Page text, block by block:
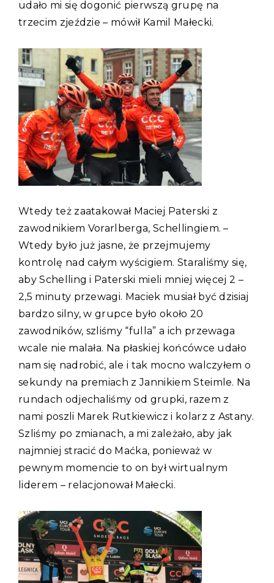
udało mi się dogonić pierwszą grupę na
trzecim zjeździe – mówił Kamil Małecki.
Wtedy też zaatakował Maciej Paterski z
zawodnikiem Vorarlberga, Schellingiem. –
Wtedy było już jasne, że przejmujemy
kontrolę nad całym wyścigiem. Staraliśmy się,
aby Schelling i Paterski mieli mniej więcej 2 –
2,5 minuty przewagi. Maciek musiał być dzisiaj
bardzo silny, w grupce było około 20
zawodników, szliśmy “fulla” a ich przewaga
wcale nie malała. Na płaskiej końcówce udało
nam się nadrobić, ale i tak mocno walczyłem o
sekundy na premiach z Jannikiem Steimle. Na
rundach odjechaliśmy od grupki, razem z
nami poszli Marek Rutkiewicz i kolarz z Astany.
Szliśmy po zmianach, a mi zależało, aby jak
najmniej stracić do Maćka, ponieważ w
pewnym momencie to on był wirtualnym
liderem – relacjonował Małecki.